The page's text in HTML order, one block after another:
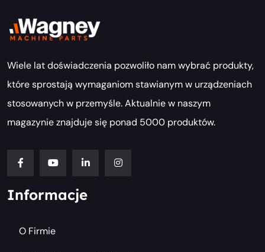
Wiele lat doświadczenia pozwoliło nam wybrać produkty,
które sprostają wymaganiom stawianym w urządzeniach
stosowanych w przemyśle. Aktualnie w naszym
magazynie znajduje się ponad 5000 produktów.
Informacje
O Firmie